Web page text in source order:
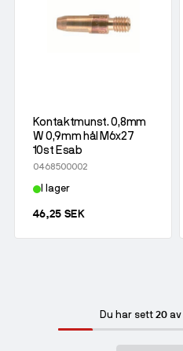
Kontaktmunst. 0,8mm
W 0,9mm hål M6x27
10st Esab
0468500002
I lager
46,25 SEK
Du har sett 20 av